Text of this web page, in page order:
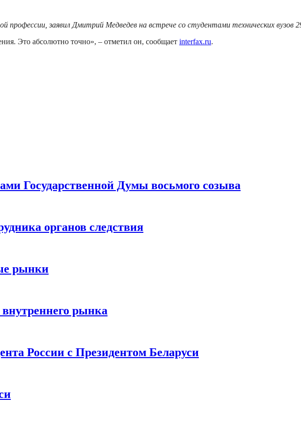
заявил Дмитрий Медведев на встрече со студентами технических вузов
Это абсолютно точно», – отметил он, сообщает interfax.ru.
Государственной Думы восьмого созыва
органов следствия
рынки
рынка
России с Президентом Беларуси